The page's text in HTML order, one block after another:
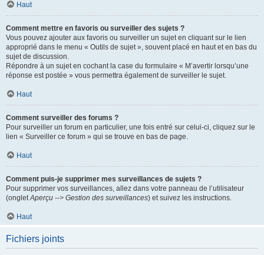
Haut
Comment mettre en favoris ou surveiller des sujets ?
Vous pouvez ajouter aux favoris ou surveiller un sujet en cliquant sur le lien
approprié dans le menu « Outils de sujet », souvent placé en haut et en bas du
sujet de discussion.
Répondre à un sujet en cochant la case du formulaire « M’avertir lorsqu’une
réponse est postée » vous permettra également de surveiller le sujet.
Haut
Comment surveiller des forums ?
Pour surveiller un forum en particulier, une fois entré sur celui-ci, cliquez sur le
lien « Surveiller ce forum » qui se trouve en bas de page.
Haut
Comment puis-je supprimer mes surveillances de sujets ?
Pour supprimer vos surveillances, allez dans votre panneau de l’utilisateur
(ongletAperçu --> Gestion des surveillances) et suivez les instructions.
Haut
Fichiers joints